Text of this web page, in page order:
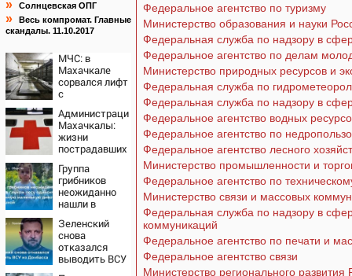
» Солнцевская ОПГ
»
Весь компромат. Главные
скандалы. 11.10.2017
МЧС: в
Махачкале
сорвался лифт
с
пострадали
четыре
человека
Администрация
Махачкалы:
жизни
пострадавших
лифта ничто
не угрожает
Группа
грибников
неожиданно
нашли в
одинокую
испуганную
маленькую
девочку с
Зеленский
снова
отказался
выводить ВСУ
Федеральное агентство по туризму
Министерство образования и науки
Федеральная служба по надзору в
Федеральное агентство по делам
Министерство природных ресурсов и
Федеральная служба по
Федеральная служба по надзору в
Федеральное агентство водных
Федеральное агентство по
Федеральное агентство лесного
Министерство промышленности и
Федеральное агентство по
Министерство связи и массовых
Федеральная служба по надзору в
коммуникаций
Федеральное агентство по печати и
Федеральное агентство связи
Министерство регионального